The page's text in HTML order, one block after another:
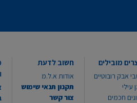
מובילים
אבק רובוטיים
עילי
חכמים
חשוב לדעת
אודות א.ל.מ
תקנון תנאי שימוש
צור קשר